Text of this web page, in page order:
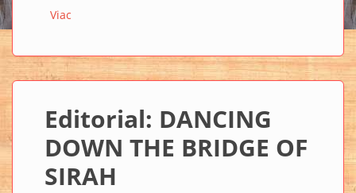
Viac
Editorial: DANCING
DOWN THE BRIDGE OF
SIRAH